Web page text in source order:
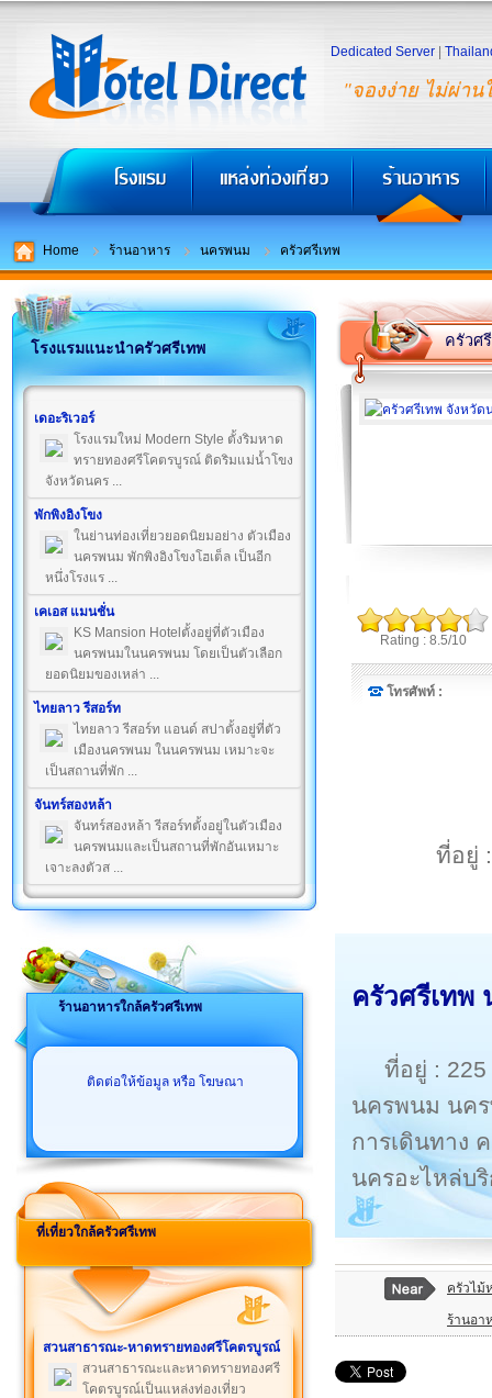
"จองง่าย ไม่ผ่าน
Dedicated Server
Home ร้านอาหาร นครพนม ครัวศรีเทพ
โรงแรมแนะนำครัวศรีเทพ
เดอะริเวอร์
โรงแรมใหม่ Modern Style ตั้งริมหาด
ทรายทองศรีโคตรบูรณ์ ติดริมแม่น้ำโขง
จังหวัดนคร ...
พักพิงอิงโขง
ในย่านท่องเที่ยวยอดนิยมอย่าง ตัวเมือง
นครพนม พักพิงอิงโขงโฮเต็ล เป็นอีก
หนึ่งโรงแร ...
เคเอส แมนชั่น
KS Mansion Hotelตั้งอยู่ที่ตัวเมือง
นครพนมในนครพนม โดยเป็นตัวเลือก
ยอดนิยมของเหล่า ...
ไทยลาว รีสอร์ท
ไทยลาว รีสอร์ท แอนด์ สปาตั้งอยู่ที่ตัว
เมืองนครพนม ในนครพนม เหมาะจะ
เป็นสถานที่พัก ...
จันทร์สองหล้า
จันทร์สองหล้า รีสอร์ทตั้งอยู่ในตัวเมือง
นครพนมและเป็นสถานที่พักอันเหมาะ
เจาะลงตัวส ...
ร้านอาหารใกล้ครัวศรีเทพ
ติดต่อให้ข้อมูล หรือ โฆษณา
ที่เที่ยวใกล้ครัวศรีเทพ
สวนสาธารณะ-หาดทรายทองศรีโคตรบูรณ์
สวนสาธารณะและหาดทรายทองศรี
โคตรบูรณ์เป็นแหล่งท่องเที่ยว
ครัวศ
Rating : 8.5/10
โทรศัพท์ :
ที่อยู่
ครัวศรีเทพ
ที่อยู่ : 225
นครพนม นค
การเดินทาง
นครอะไหล่บ
ครัวไม้
ร้านอา